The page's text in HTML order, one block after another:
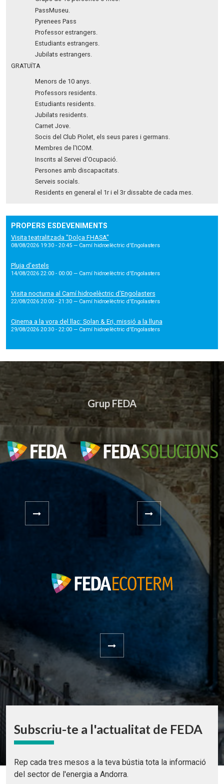
PassMuseu.
Pyrenees Pass
Professor estrangers.
Estudiants estrangers.
Jubilats estrangers.
GRATUÏTA
Menors de 10 anys.
Professors residents.
Estudiants residents.
Jubilats residents.
Carnet Jove.
Socis del Club Piolet, els seus pares i germans.
Membres de l'ICOM.
Inscrits al Servei d'Ocupació.
Persones amb discapacitats.
Serveis socials.
Residents en general el 1r i el 3r dissabte de cada mes.
PROPERS ESDEVENIMENTS
Visita teatralitzada "Dolça FHASA"
08/08/2026 19:30 - 20:45 — Camí hidroelèctric d'Engolasters
Pluja d'estels
14/08/2026 22:00 - 00:00 — Camí hidroelèctric d'Engolasters
Visita nocturna al Camí hidroelèctric d’Engolasters
22/08/2026 20:00 - 21:30 — Camí hidroelèctric d'Engolasters
Cinema a la vora del llac: Solan & Eri, missió a la lluna
29/08/2026 20:30 - 22:00 — Camí hidroelèctric d'Engolasters
Grup FEDA
Subscriu-te a l'actualitat de FEDA
Rep cada tres mesos a la teva bústia tota la informació
del sector de l'energia a Andorra.